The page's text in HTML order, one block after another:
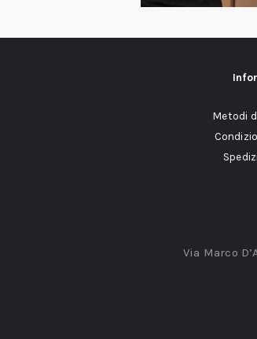
Metodi
Via Marco